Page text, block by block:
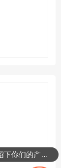
可以介绍下你们的产品么